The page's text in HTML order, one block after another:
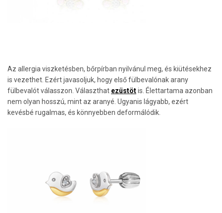
Az allergia viszketésben, bőrpírban nyilvánul meg, és kiütésekhez
is vezethet. Ezért javasoljuk, hogy első fülbevalónak arany
fülbevalót válasszon. Választhat ezüstötis. Élettartama azonban
nem olyan hosszú, mint az aranyé. Ugyanis lágyabb, ezért
kevésbé rugalmas, és könnyebben deformálódik.